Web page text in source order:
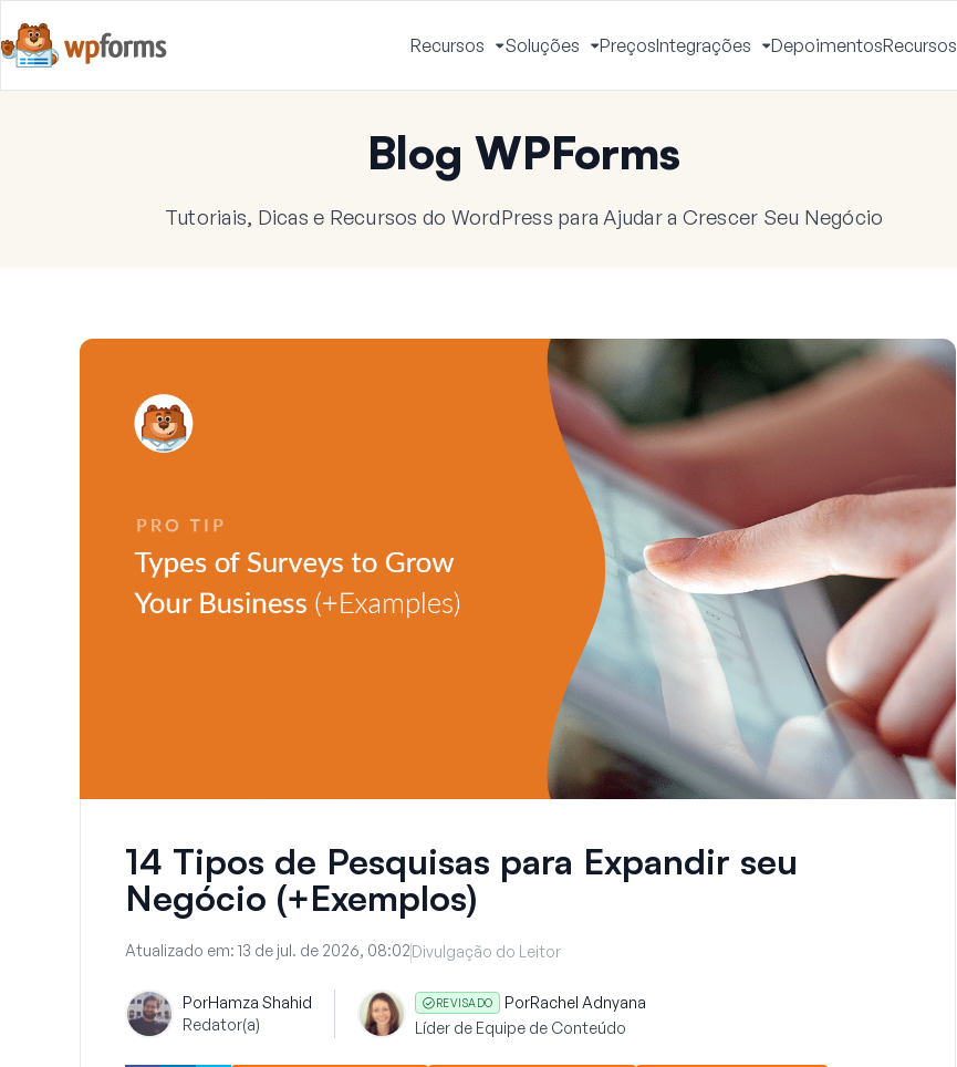
Recursos
Alternar
Menu
Soluções
Alternar
Menu
PreçosIntegrações
Alternar
Menu
DepoimentosRecursos
Blog WPForms
Tutoriais, Dicas e Recursos do WordPress para Ajudar a Crescer Seu Negócio
14 Tipos de Pesquisas para Expandir seu
Negócio (+Exemplos)
Atualizado em: 13 de jul. de 2026, 08:02Divulgação do Leitor
PorHamza Shahid
Redator(a)
REVISADO PorRachel Adnyana
Líder de Equipe de Conteúdo